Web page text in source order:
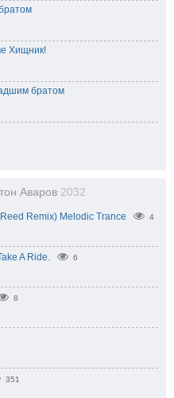
Хищник!
братом
Аваров 2032
Remix) Melodic Trance 4
A Ride. 6
8
351